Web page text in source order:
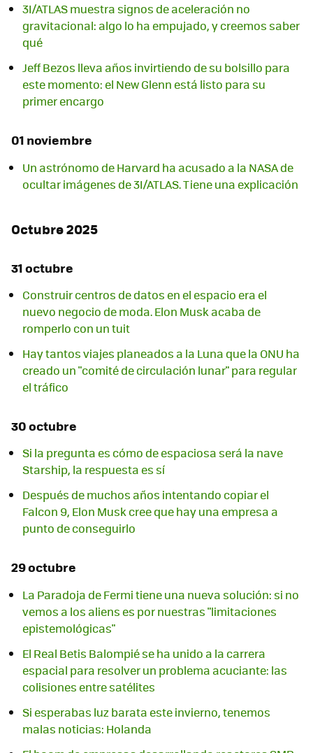
3I/ATLAS muestra signos de aceleración no
gravitacional: algo lo ha empujado, y creemos saber
qué
Jeff Bezos lleva años invirtiendo de su bolsillo para
este momento: el New Glenn está listo para su
primer encargo
01 noviembre
Un astrónomo de Harvard ha acusado a la NASA de
ocultar imágenes de 3I/ATLAS. Tiene una explicación
Octubre 2025
31 octubre
Construir centros de datos en el espacio era el
nuevo negocio de moda. Elon Musk acaba de
romperlo con un tuit
Hay tantos viajes planeados a la Luna que la ONU ha
creado un "comité de circulación lunar" para regular
el tráfico
30 octubre
Si la pregunta es cómo de espaciosa será la nave
Starship, la respuesta es sí
Después de muchos años intentando copiar el
Falcon 9, Elon Musk cree que hay una empresa a
punto de conseguirlo
29 octubre
La Paradoja de Fermi tiene una nueva solución: si no
vemos a los aliens es por nuestras "limitaciones
epistemológicas"
El Real Betis Balompié se ha unido a la carrera
espacial para resolver un problema acuciante: las
colisiones entre satélites
Si esperabas luz barata este invierno, tenemos
malas noticias: Holanda